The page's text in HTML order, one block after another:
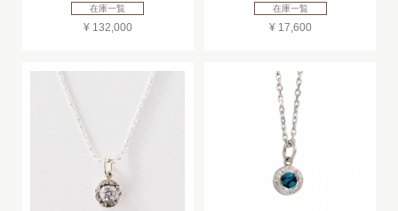
在庫一覧
¥ 132,000
在庫一覧
¥ 17,600